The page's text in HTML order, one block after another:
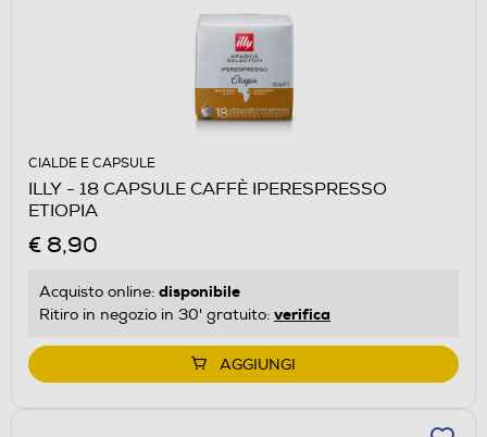
CIALDE E CAPSULE
ILLY - 18 CAPSULE CAFFÈ IPERESPRESSO
ETIOPIA
€ 8,90
Acquisto online: disponibile
Ritiro in negozio in 30' gratuito: verifica
AGGIUNGI